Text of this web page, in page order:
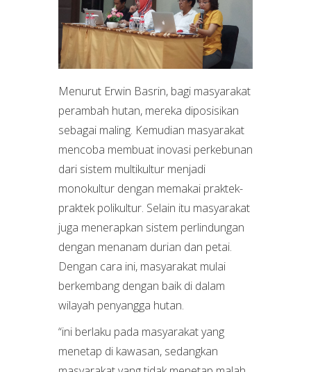
Menurut Erwin Basrin, bagi masyarakat
perambah hutan, mereka diposisikan
sebagai maling. Kemudian masyarakat
mencoba membuat inovasi perkebunan
dari sistem multikultur menjadi
monokultur dengan memakai praktek-
praktek polikultur. Selain itu masyarakat
juga menerapkan sistem perlindungan
dengan menanam durian dan petai.
Dengan cara ini, masyarakat mulai
berkembang dengan baik di dalam
wilayah penyangga hutan.
“ini berlaku pada masyarakat yang
menetap di kawasan, sedangkan